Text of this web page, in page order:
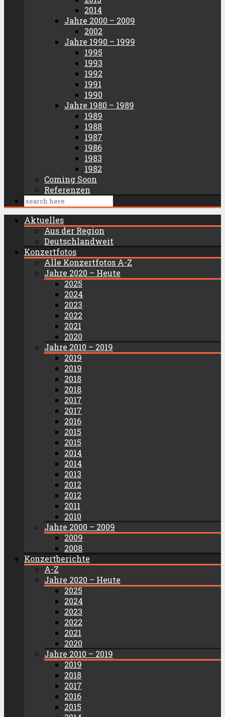
2014
Jahre 2000 – 2009
2002
Jahre 1990 – 1999
1995
1993
1992
1991
1990
Jahre 1980 – 1989
1989
1988
1987
1986
1983
1982
Coming Soon
Referenzen
Aktuelles
Aus der Region
Deutschlandweit
Konzertfotos
Alle Konzertfotos A-Z
Jahre 2020 – Heute
2025
2024
2023
2022
2021
2020
Jahre 2010 – 2019
2019
2019
2018
2018
2017
2017
2016
2015
2015
2014
2014
2013
2012
2012
2011
2010
Jahre 2000 – 2009
2009
2008
Konzertberichte
A-Z
Jahre 2020 – Heute
2025
2024
2023
2022
2021
2020
Jahre 2010 – 2019
2019
2018
2017
2016
2015